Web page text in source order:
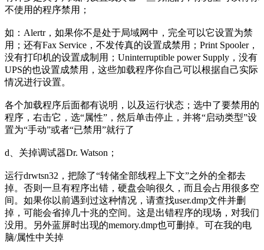
不使用的程序禁用；
如：Alertr，如果你不是处于局域网中，完全可以它设置为禁
用；还有Fax Service，不发传真的设置成禁用；Print Spooler，
没有打印机的设置成制用；Uninterruptible power Supply，没有
UPS的也设置成禁用，这些加载程序你自己可以根据自己实际
情况进行设置。
各个加载程序后面都有说明，以及运行状态；选中了要禁用的
程序，右击它，选“属性”，然后单击停止，并将“启动类型”设
置为“手动”或者“已禁用”就行了
d、关掉调试器Dr. Watson；
运行drwtsn32，把除了“转储全部线程上下文”之外的全都去
掉。否则一旦有程序出错，硬盘会响很久，而且会占用很多空
间。如果你以前遇到过这种情况，请查找user.dmp文件并删
掉，可能会省掉几十兆的空间。这是出错程序的现场，对我们
没用。另外蓝屏时出现的memory.dmp也可删掉。可在我的电
脑/属性中关掉